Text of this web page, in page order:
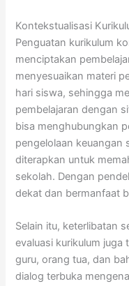
Kontekstualisasi
Penguatan kurikulum
menciptakan
menyesuaikan materi
hari siswa, sehingga
pembelajaran dengan
bisa menghubungkan
pengelolaan keuangan
diterapkan untuk
sekolah. Dengan
dekat dan bermanfaat
Selain itu, keterlibatan
evaluasi kurikulum juga
guru, orang tua, dan
dialog terbuka